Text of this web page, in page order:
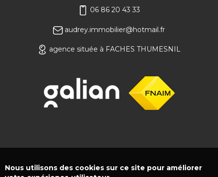
06 86 20 43 33
audrey.immobilier@hotmail.fr
agence située à FACHES THUMESNIL
Nous utilisons des cookies sur ce site pour améliorer